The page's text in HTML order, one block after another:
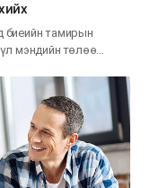
биеийн тамирын
мэндийн төлөө…